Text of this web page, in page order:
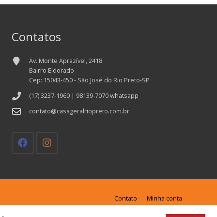
Contatos
Av. Monte Aprazível, 2418
Bairro Eldorado
Cep: 15043-450 - São José do Rio Preto-SP
(17) 3237-1960 | 98139-7070 whatsapp
contato@casageralriopreto.com.br
Contato Minha conta